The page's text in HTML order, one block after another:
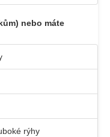
nebo máte
rýhy